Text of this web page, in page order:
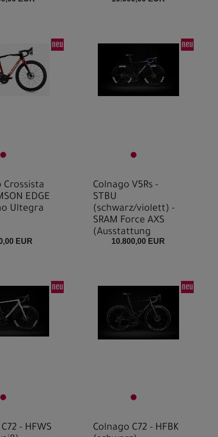
Crossista
EDGE
Ultegra
EUR
Colnago V5Rs -
STBU
(schwarz/violett) -
SRAM Force AXS
(Ausstattung
konfigurierbar)
10.800,00 EUR
- HFWS
Colnago C72 - HFBK